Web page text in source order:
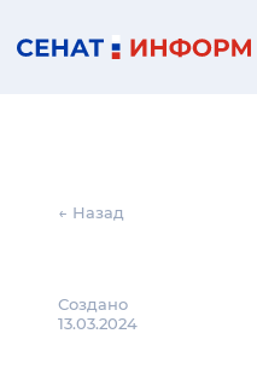
← Назад
Создано
13.03.2024